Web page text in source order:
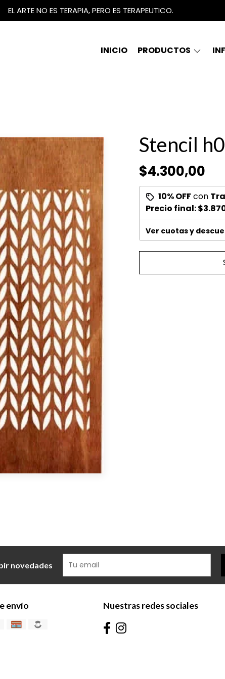
EL ARTE NO ES TERAPIA, PERO ES TERAPEUTICO.
INICIO PRODUCTOS
Stencil
$4.300,00
10% OFFcon
Precio final:
Ver cuotas y
novedades
envío Nuestras redes sociales